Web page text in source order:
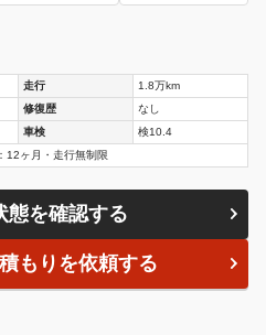
走行
1.8万km
修復歴
なし
車検
検10.4
12ヶ月・走行無制限
態を確認する
もりを依頼する